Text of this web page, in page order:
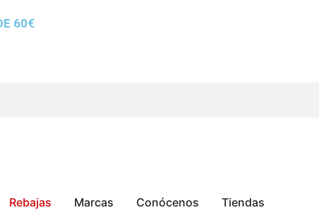
60€
Rebajas Marcas Conócenos Tiendas